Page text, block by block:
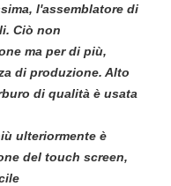
l'assemblatore di
Ciò non
ma per di più,
di produzione. Alto
di qualità è usata
ulteriormente è
del touch screen,